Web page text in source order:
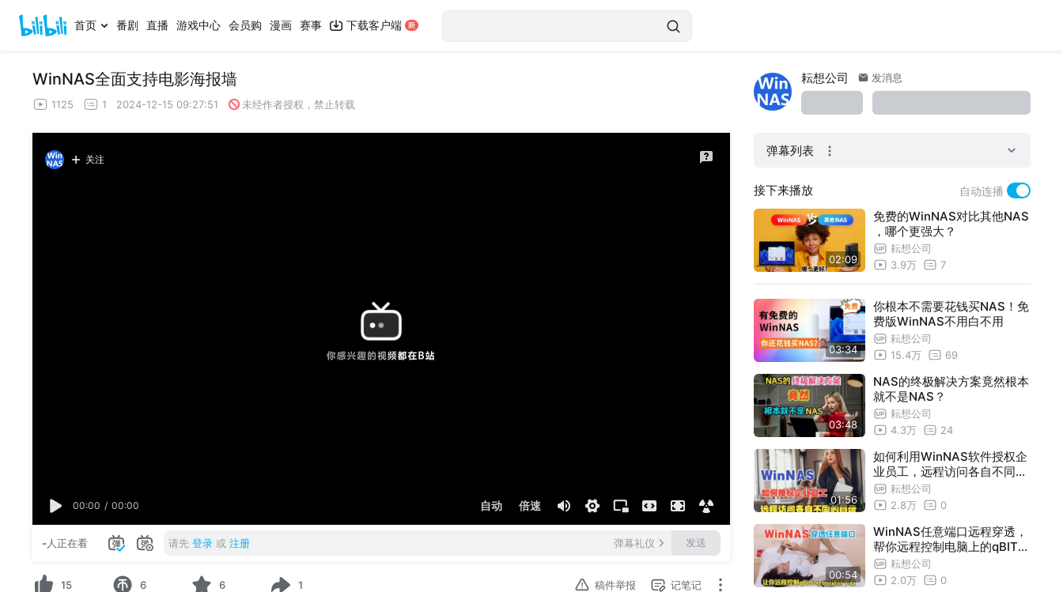
首页 番剧 直播 游戏中心 会员购 漫画 赛事 下载客户端
WinNAS全面支持电影海报墙
1125 1 2024-12-15 09:27:51 未经作者授权，禁止转载
关注
00:00 / 00:00 自动 倍速
-人正在看 请先 登录 或 注册 弹幕礼仪 发送
15 6 6 1 稿件举报 记笔记
耘想公司 发消息
弹幕列表
接下来播放 自动连播
02:09
免费的WinNAS对比其他NAS
，哪个更强大？
耘想公司
3.9万
7
03:34
你根本不需要花钱买NAS！免
费版WinNAS不用白不用
耘想公司
15.4万
69
03:48
NAS的终极解决方案竟然根本
就不是NAS？
耘想公司
4.3万
24
01:56
如何利用WinNAS软件授权企
业员工，远程访问各自不同的
服务器目录。
耘想公司
2.8万
0
00:54
WinNAS任意端口远程穿透，
帮你远程控制电脑上的qBITto
rrent进行离线下载
耘想公司
2.0万
0